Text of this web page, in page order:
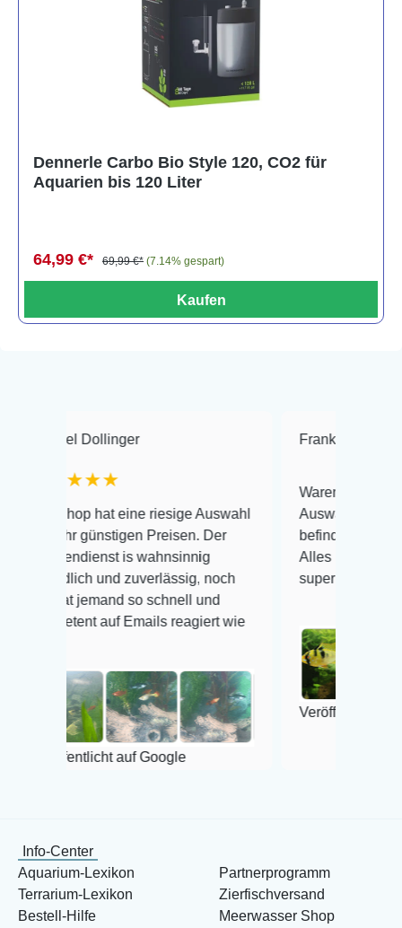
Dennerle Carbo Bio Style 120, CO2 für
Aquarien bis 120 Liter
64,99 €* 69,99 €* (7.14% gespart)
Kaufen
hat eine riesige Auswahl
Preisen. Der
is wahnsinnig
und zuverlässig, noch
so schnell und
auf Emails reagiert wie
auf Google
Frank Hackmayer
Warenanlieferung Top und
Auswahl plus
befinden der Fische
Alles ist quick lebendig und
super Zustand. Gerne
Veröffentlicht auf Google
Info-Center
Aquarium-Lexikon
Terrarium-Lexikon
Bestell-Hilfe
Partnerprogramm
Zierfischversand
Meerwasser Shop